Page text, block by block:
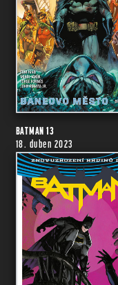
BATMAN 13
18. duben 2023